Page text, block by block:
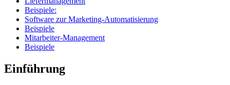
Beispiele:
Software zur Marketing-Automatisierung
Beispiele
Mitarbeiter-Management
Beispiele
Einführung